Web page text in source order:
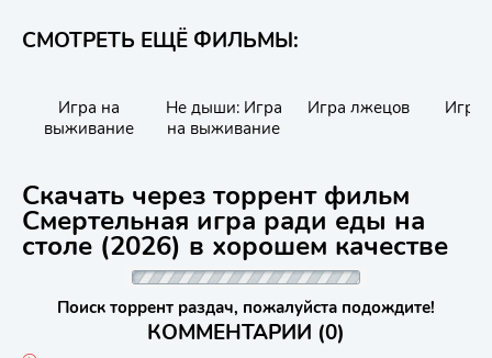
СМОТРЕТЬ ЕЩЁ ФИЛЬМЫ:
Игра на
выживание
Не дыши: Игра
на выживание
Игра лжецов Игра
Скачать через торрент фильм
Смертельная игра ради еды на
столе (2026) в хорошем качестве
Поиск торрент раздач, пожалуйста подождите!
КОММЕНТАРИИ (0)